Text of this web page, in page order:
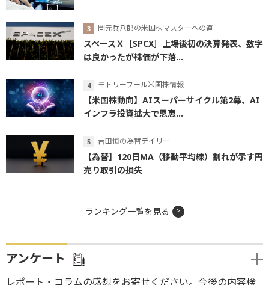
岡元兵八郎の米国株マスターへの道
スペースＸ［SPCX］上場後初の決算発表、数字
は良かったが株価が下落...
モトリーフール米国株情報
【米国株動向】AIスーパーサイクル第2幕、AI
インフラ投資拡大で恩恵...
吉田恒の為替デイリー
【為替】120日MA（移動平均線）割れが示す円
売り取引の損失
ランキング一覧を見る
アンケート
レポート・コラムの感想をお寄せください。今後の内容検